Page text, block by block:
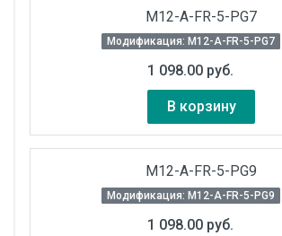
M12-A-FR-5-PG7
Модификация: M12-A-FR-5-PG7
1 098.00 руб.
В корзину
M12-A-FR-5-PG9
Модификация: M12-A-FR-5-PG9
1 098.00 руб.